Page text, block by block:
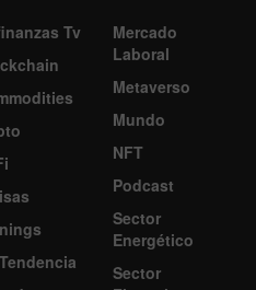
Tv
Mercado
Laboral
Metaverso
Mundo
NFT
Podcast
Sector
Energético
Sector